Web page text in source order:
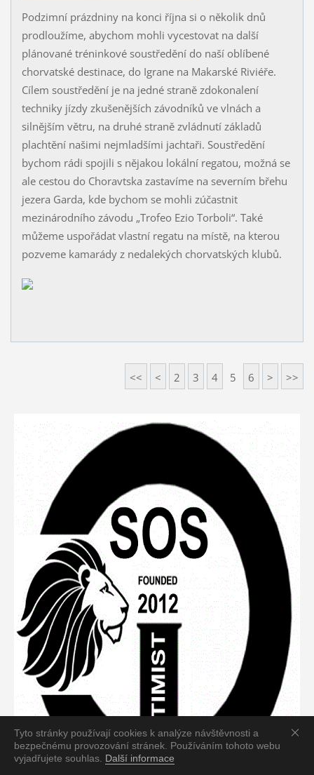
Podzimní prázdniny na konci října si o několik dnů
prodloužíme, abychom mohli vycestovat na další
plánované tréninkové soustředění do naší oblíbené
chorvatské destinace, do Igrane na Makarské Riviéře.
Cílem soustředění je na jedné straně zdokonalení
techniky jízdy zkušenějších závodníků ve vlnách a
silnějším větru, na druhé straně zvládnutí základů
plachtění našimi nejmladšími jachtaři. Soustředění
bychom rádi spojili s nějakou lokální regatou, možná se
ale cestou do Choravtska zastavíme na severním břehu
jezera Garda, kde bychom se mohli zúčastnit
mezinárodního závodu „Trofeo Ezio Torboli“. Také
můžeme uspořádat vlastní regatu na místě, na kterou
pozveme kamarády z nedalekých chorvatských klubů.
<< < 2 3 4 5 6 > >>
Tyto stránky používají cookies k analýze návštěvnosti a
bezpečnému provozování stránek. Používáním tohoto webu
vyjadřujete souhlas. Další informace